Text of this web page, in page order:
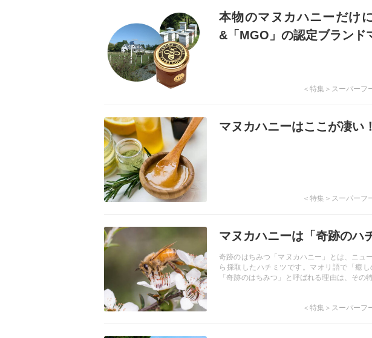
本物のマヌカハニーだけ
&「MGO」の認定ブランド
＜特集＞スーパーフ
マヌカハニーはここが凄い
＜特集＞スーパーフ
マヌカハニーは「奇跡のハ
奇跡のはちみつ「マヌカハニー」とは、ニュ
ら採取したハチミツです。マオリ語で「癒
「奇跡のはちみつ」と呼ばれる理由は、そ
＜特集＞スーパーフ